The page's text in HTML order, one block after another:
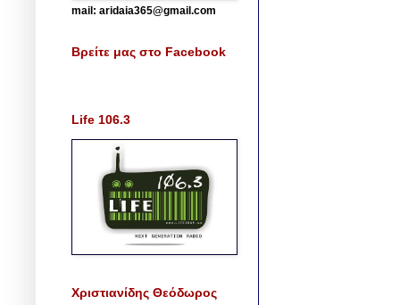
mail: aridaia365@gmail.com
Βρείτε μας στο Facebook
Life 106.3
Χριστιανίδης Θεόδωρος